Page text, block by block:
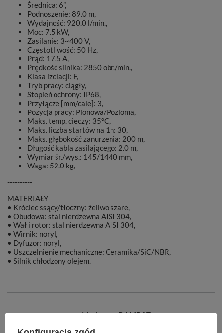
Średnica: 6”,
Podnoszenie: 89.0 m,
Wydajność: 920.0 l/min.,
Moc: 7.5 kW,
Zasilanie: 3~400 V,
Częstotliwość: 50 Hz,
Prąd: 17.5 A,
Prędkość silnika: 2850 obr./min.,
Klasa izolacji: F,
Tryb pracy: ciągły,
Stopień ochrony: IP68,
Przyłącze [mm/cale]: 3,
Pozycja pracy: Pionowa/Pozioma,
Maks. temp. cieczy: 35°C,
Maks. liczba startów na 1h: 30,
Maks. głębokość zanurzenia: 200 m,
Długość kabla zasilającego: 2.0 m,
Wymiar śr./wys.: 145/1440 mm,
Waga: 52.0 kg,
----------
MATERIAŁY
• Króciec ssący/tłoczny: żeliwo szare,
• Obudowa: stal nierdzewna AISI 304,
• Wał i rotor: stal nierdzewna AISI 304,
• Wirnik: noryl,
• Dyfuzor: noryl,
• Uszczelnienie mechaniczne: Ceramika/SiC/NBR,
• Silnik chłodzony olejem.
Marka DAMBAT